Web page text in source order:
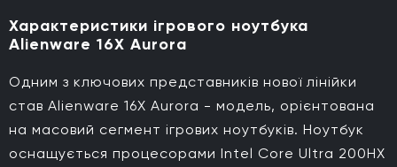
Характеристики ігрового ноутбука
Alienware 16X Aurora
Одним з ключових представників нової лінійки
став Alienware 16X Aurora - модель, орієнтована
на масовий сегмент ігрових ноутбуків. Ноутбук
оснащується процесорами Intel Core Ultra 200HX